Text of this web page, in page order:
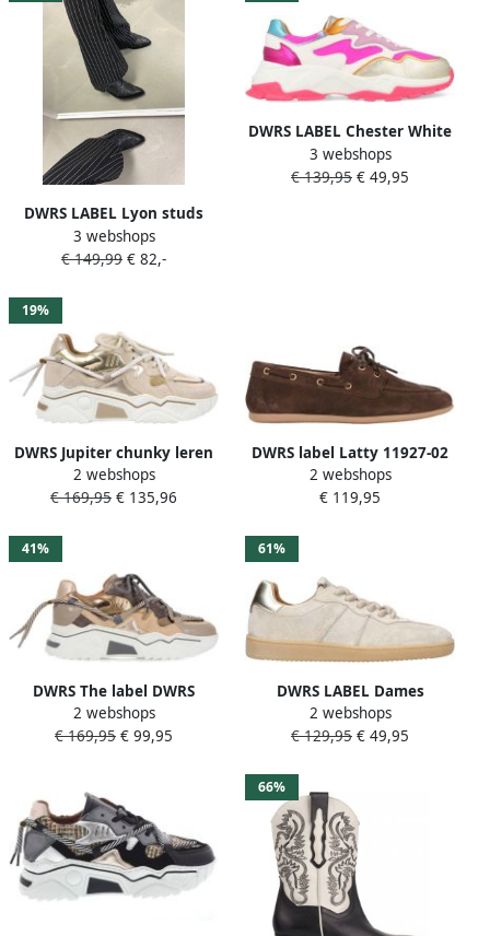
DWRS LABEL Lyon studs
westernboots Zwart Leer
Western Dames
3 webshops
€ 149,99 € 82,-
DWRS LABEL Chester White
Neon Pink Roze Leer Lage
sneakers Dames
3 webshops
€ 139,95 € 49,95
19%
DWRS Jupiter chunky leren
sneakers goud beige
2 webshops
€ 169,95 € 135,96
DWRS label Latty 11927-02
dark brown Bruin
2 webshops
€ 119,95
41%
DWRS The label DWRS
Dames Sneakers Bruin Leer
Suéde
2 webshops
€ 169,95 € 99,95
61%
DWRS LABEL Dames
Sneakers Dwrs Poona Sand
champagne Zand
2 webshops
€ 129,95 € 49,95
66%